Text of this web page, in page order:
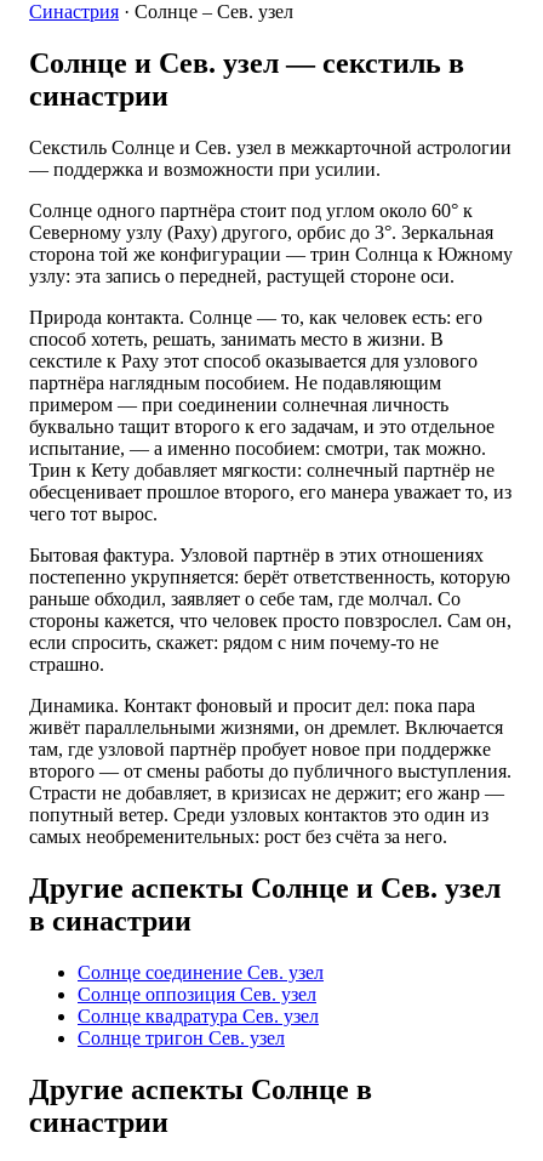
Синастрия · Солнце – Сев. узел
Солнце и Сев. узел— секстиль в
синастрии
Секстиль Солнце и Сев. узел в межкарточной астрологии
— поддержка и возможности при усилии.
Солнце одного партнёра стоит под углом около 60° к
Северному узлу (Раху) другого, орбис до 3°. Зеркальная
сторона той же конфигурации — трин Солнца к Южному
узлу: эта запись о передней, растущей стороне оси.
Природа контакта. Солнце — то, как человек есть: его
способ хотеть, решать, занимать место в жизни. В
секстиле к Раху этот способ оказывается для узлового
партнёра наглядным пособием. Не подавляющим
примером — при соединении солнечная личность
буквально тащит второго к его задачам, и это отдельное
испытание, — а именно пособием: смотри, так можно.
Трин к Кету добавляет мягкости: солнечный партнёр не
обесценивает прошлое второго, его манера уважает то, из
чего тот вырос.
Бытовая фактура. Узловой партнёр в этих отношениях
постепенно укрупняется: берёт ответственность, которую
раньше обходил, заявляет о себе там, где молчал. Со
стороны кажется, что человек просто повзрослел. Сам он,
если спросить, скажет: рядом с ним почему-то не
страшно.
Динамика. Контакт фоновый и просит дел: пока пара
живёт параллельными жизнями, он дремлет. Включается
там, где узловой партнёр пробует новое при поддержке
второго — от смены работы до публичного выступления.
Страсти не добавляет, в кризисах не держит; его жанр —
попутный ветер. Среди узловых контактов это один из
самых необременительных: рост без счёта за него.
Другие аспекты Солнце и Сев. узел
в синастрии
Солнце соединение Сев. узел
Солнце оппозиция Сев. узел
Солнце квадратура Сев. узел
Солнце тригон Сев. узел
Другие аспекты Солнце в
синастрии